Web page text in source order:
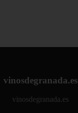
vinosdegranada.es
vinosdegranada.es